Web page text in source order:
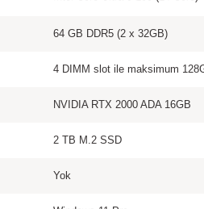
64 GB DDR5 (2 x 32GB)
4 DIMM slot ile maksimum
NVIDIA RTX 2000 ADA 16GB
2 TB M.2 SSD
Yok